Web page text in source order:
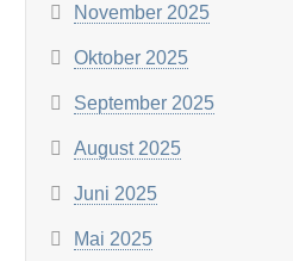
November 2025
Oktober 2025
September 2025
August 2025
Juni 2025
Mai 2025